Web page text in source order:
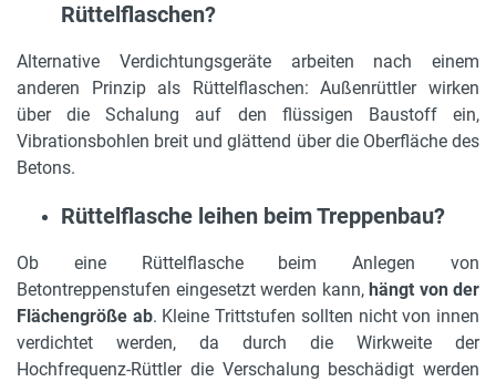
Rüttelflaschen?
Alternative Verdichtungsgeräte arbeiten nach einem
anderen Prinzip als Rüttelflaschen: Außenrüttler wirken
über die Schalung auf den flüssigen Baustoff ein,
Vibrationsbohlen breit und glättend über die Oberfläche des
Betons.
Rüttelflasche leihen beim Treppenbau?
Ob eine Rüttelflasche beim Anlegen von
Betontreppenstufen eingesetzt werden kann, hängt von der
Flächengröße ab. Kleine Trittstufen sollten nicht von innen
verdichtet werden, da durch die Wirkweite der
Hochfrequenz-Rüttler die Verschalung beschädigt werden